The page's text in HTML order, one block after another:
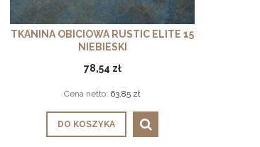
TKANINA OBICIOWA RUSTIC ELITE 15
NIEBIESKI
78,54 zł
Cena netto: 63,85 zł
DO KOSZYKA